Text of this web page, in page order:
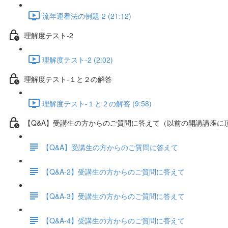
流年運看法の例題-2 (21:12)
理解度テスト-2
理解度テスト-2 (2:02)
理解度テスト-１と２の解答
理解度テスト-１と２の解答 (9:58)
【Q&A】受講生の方からのご質問に答えて（以前の開講講座に
【Q&A】受講生の方からのご質問に答えて
【Q&A-2】受講生の方からのご質問に答えて
【Q&A-3】受講生の方からのご質問に答えて
【Q&A-4】受講生の方からのご質問に答えて